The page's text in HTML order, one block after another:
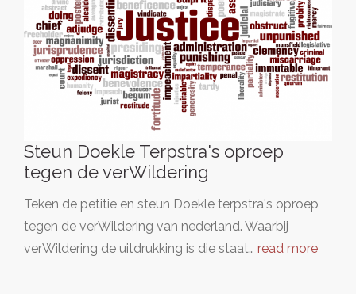
Steun Doekle Terpstra's oproep
tegen de verWildering
Teken de petitie en steun Doekle terpstra's oproep
tegen de verWildering van nederland. Waarbij
verWildering de uitdrukking is die staat… read more